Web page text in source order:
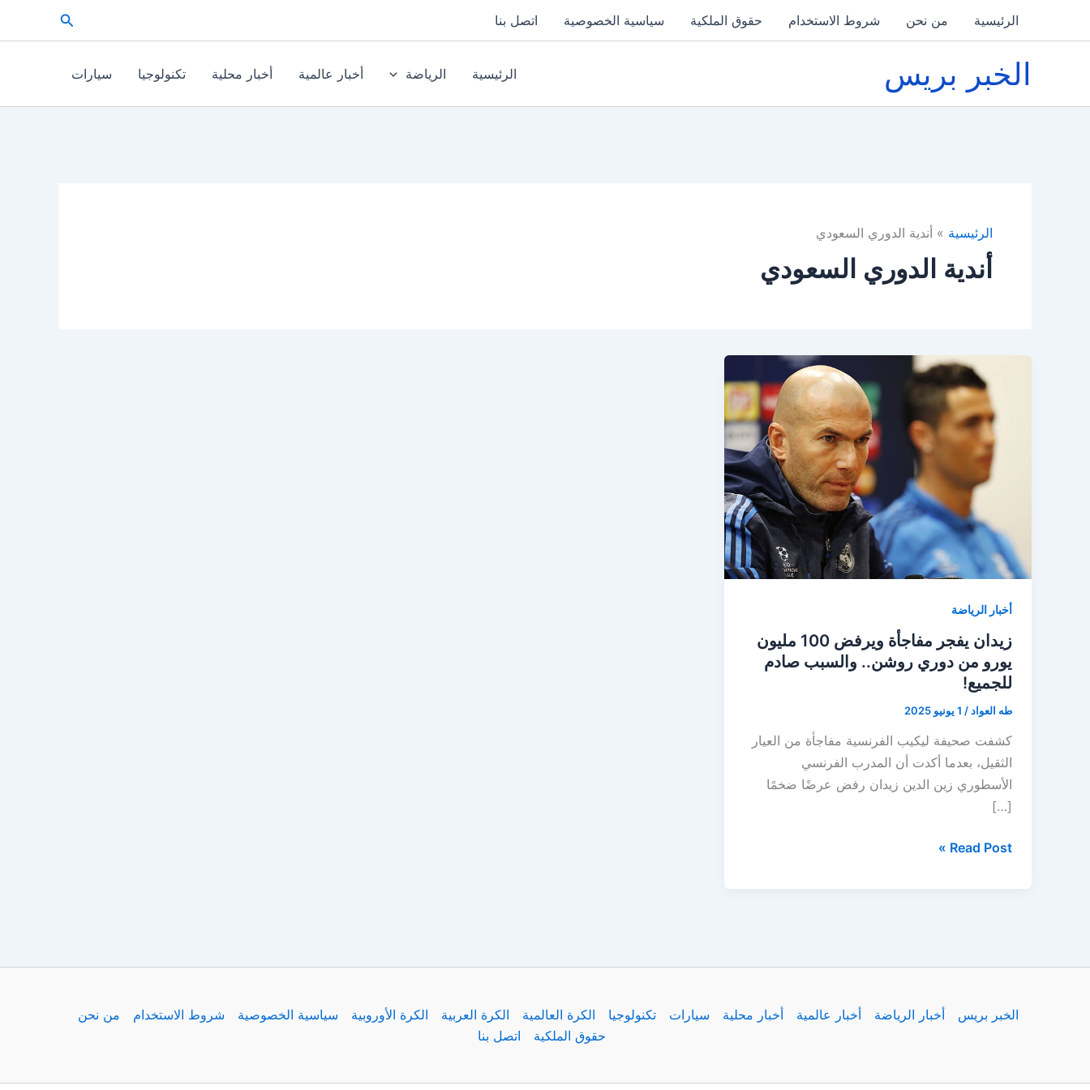
الرئيسية من نحن شروط الاستخدام حقوق الملكية سياسية الخصوصية اتصل بنا البحث
الخبر بريس الرئيسية الرياضة أخبار عالمية أخبار محلية تكنولوجيا سيارات
الرئيسية أندية الدوري السعودي
أندية الدوري السعودي
أخبار الرياضة
زيدان يفجر مفاجأة ويرفض 100 مليون
يورو من دوري روشن.. والسبب صادم
للجميع!
طه العواد/ 1 يونيو 2025
كشفت صحيفة ليكيب الفرنسية مفاجأة من العيار
الثقيل، بعدما أكدت أن المدرب الفرنسي
الأسطوري زين الدين زيدان رفض عرضًا ضخمًا
[…]
زيدان
دوري
Read Post »
الخبر بريس أخبار الرياضة أخبار عالمية أخبار محلية سيارات تكنولوجيا الكرة العالمية الكرة العربية الكرة الأوروبية سياسية الخصوصية شروط الاستخدام
من نحن
حقوق الملكية
اتصل بنا